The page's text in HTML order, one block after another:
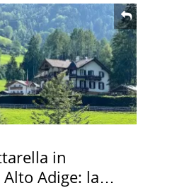
in
Adige: la